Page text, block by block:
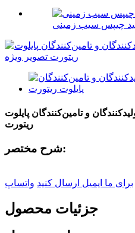
چیپس سیب زمینی
و تامین‌کنندگان پایلوت
ریتورت
شرح مختصر:
برای ما ایمیل ارسال کنید واتساپ
جزئیات محصول